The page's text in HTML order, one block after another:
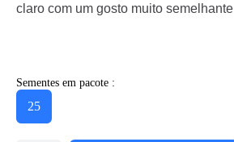
claro com um gosto muito semelhante
Sementes em pacote :
25